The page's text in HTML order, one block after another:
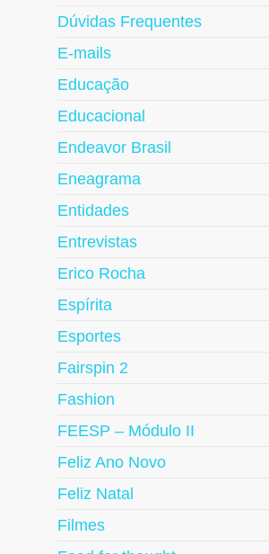
Dúvidas Frequentes
E-mails
Educação
Educacional
Endeavor Brasil
Eneagrama
Entidades
Entrevistas
Erico Rocha
Espírita
Esportes
Fairspin 2
Fashion
FEESP – Módulo II
Feliz Ano Novo
Feliz Natal
Filmes